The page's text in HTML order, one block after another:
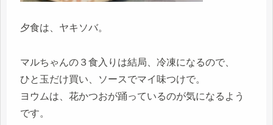
夕食は、ヤキソバ。
マルちゃんの３食入りは結局、冷凍になるので、
ひと玉だけ買い、ソースでマイ味つけで。
ヨウムは、花かつおが踊っているのが気になるよう
です。